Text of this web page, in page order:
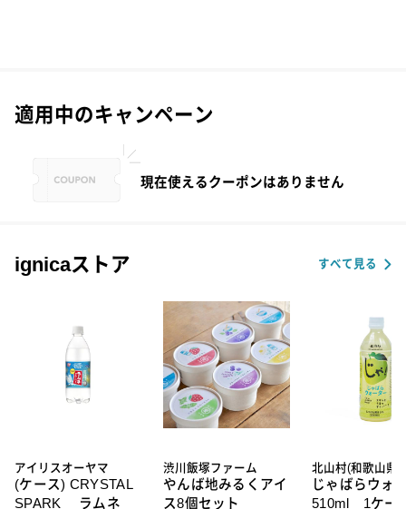
適用中のキャンペーン
現在使えるクーポンはありません
ignicaストア すべて見る
アイリスオーヤマ
(ケース) CRYSTAL
SPARK ラムネ
渋川飯塚ファーム
やんば地みるくアイ
ス8個セット
北山村(和歌山県)
じゃばらウォ
510ml 1ケー